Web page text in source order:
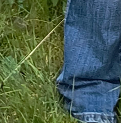
Videos mitschneidet